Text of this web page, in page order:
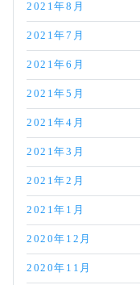
2021年8月
2021年7月
2021年6月
2021年5月
2021年4月
2021年3月
2021年2月
2021年1月
2020年12月
2020年11月